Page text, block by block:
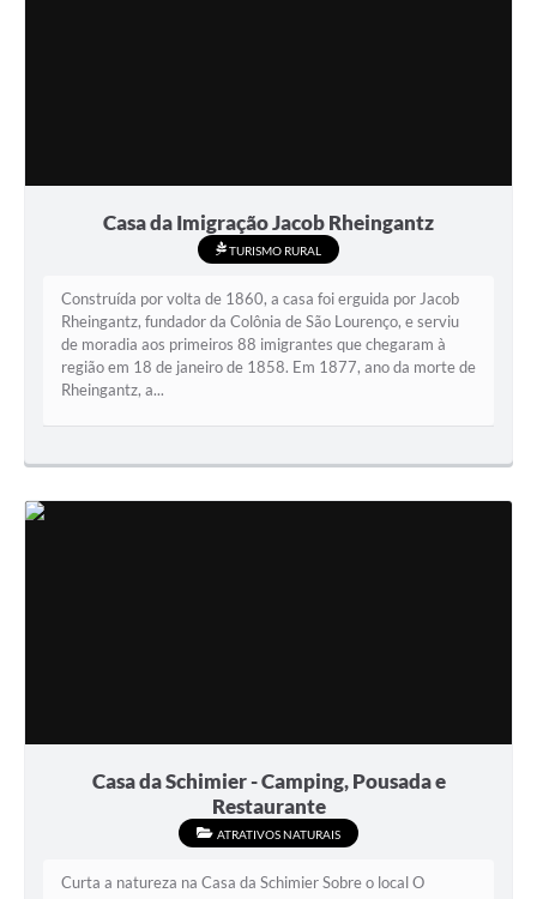
Casa da Imigração Jacob Rheingantz
TURISMO RURAL
Construída por volta de 1860, a casa foi erguida por Jacob
Rheingantz, fundador da Colônia de São Lourenço, e serviu
de moradia aos primeiros 88 imigrantes que chegaram à
região em 18 de janeiro de 1858. Em 1877, ano da morte de
Rheingantz, a...
Casa da Schimier - Camping, Pousada e
Restaurante
ATRATIVOS NATURAIS
Curta a natureza na Casa da Schimier Sobre o local O